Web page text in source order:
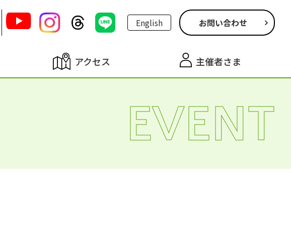
English お問い合わせ
アクセス 主催者さま
EVENT